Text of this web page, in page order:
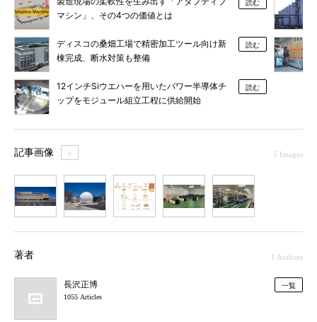
マシン」、その4つの価値とは
読む
ディスコの桑畑工場で精密加工ツール向け新
棟完成、断水対策も整備
読む
12インチSiウエハーを用いたパワー半導体チ
ップをモジュール組立工程に供給開始
読む
記事画像 ＋ 5 Images
著者 1 Authors
長沢正博
1055 Articles
一覧